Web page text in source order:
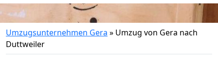
Umzugsunternehmen Gera » Umzug von Gera nach
Duttweiler